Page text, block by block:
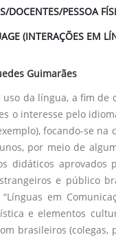
PESSOA
(INTERAÇÕES EM
Guimarães
da língua, a fim
interesse pelo
focando-se
por meio de
didáticos
e público
em
e elementos
brasileiros